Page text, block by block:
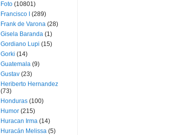
Foto (10801)
Francisco I
(289)
Frank de Varona (28)
Gisela Baranda (1)
Gordiano Lupi (15)
Gorki (14)
Guatemala (9)
Gustav (23)
Heriberto Hernandez
(73)
Honduras (100)
Humor (215)
Huracan Irma (14)
Huracán Melissa (5)